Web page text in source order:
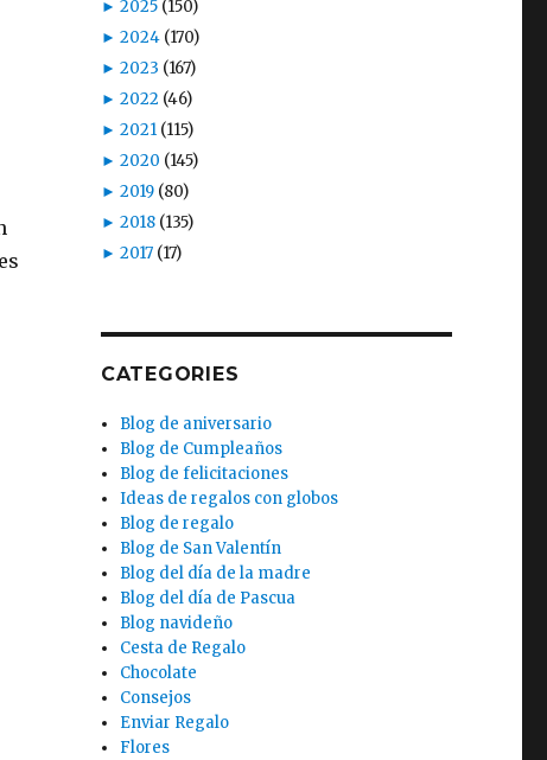
► 2025 (150)
► 2024 (170)
► 2023 (167)
► 2022 (46)
► 2021 (115)
► 2020 (145)
► 2019 (80)
► 2018 (135)
► 2017 (17)
CATEGORIES
Blog de aniversario
Blog de Cumpleaños
Blog de felicitaciones
Ideas de regalos con globos
Blog de regalo
Blog de San Valentín
Blog del día de la madre
Blog del día de Pascua
Blog navideño
Cesta de Regalo
Chocolate
Consejos
Enviar Regalo
Flores